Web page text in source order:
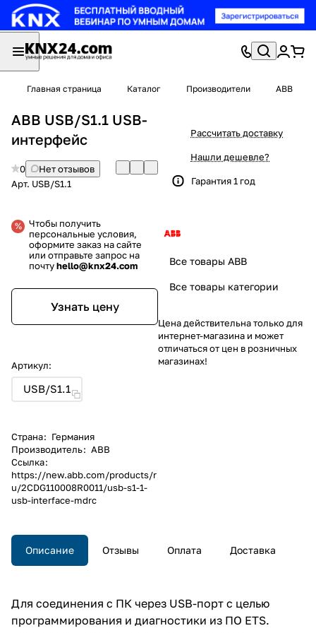
Главная страница Каталог Производители ABB
ABB USB/S1.1 USB-
интерфейс
0
Нет отзывов
Арт. USB/S1.1
Чтобы получить
персональные условия,
оформите заказ на сайте
или отправьте запрос на
почтуhello@knx24.com
Узнать цену
Артикул:
USB/S1.1
Страна: Германия
Производитель: ABB
Ссылка:
https://new.abb.com/products/r
u/2CDG110008R0011/usb-s1-1-
usb-interface-mdrc
Рассчитать доставку
Нашли дешевле?
Гарантия 1 год
Все товары ABB
Все товары категории
Цена действительна только для
интернет-магазина и может
отличаться от цен в розничных
магазинах!
Описание Отзывы Оплата Доставка
Для соединения с ПК через USB-порт с целью
программирования и диагностики из ПО ETS.